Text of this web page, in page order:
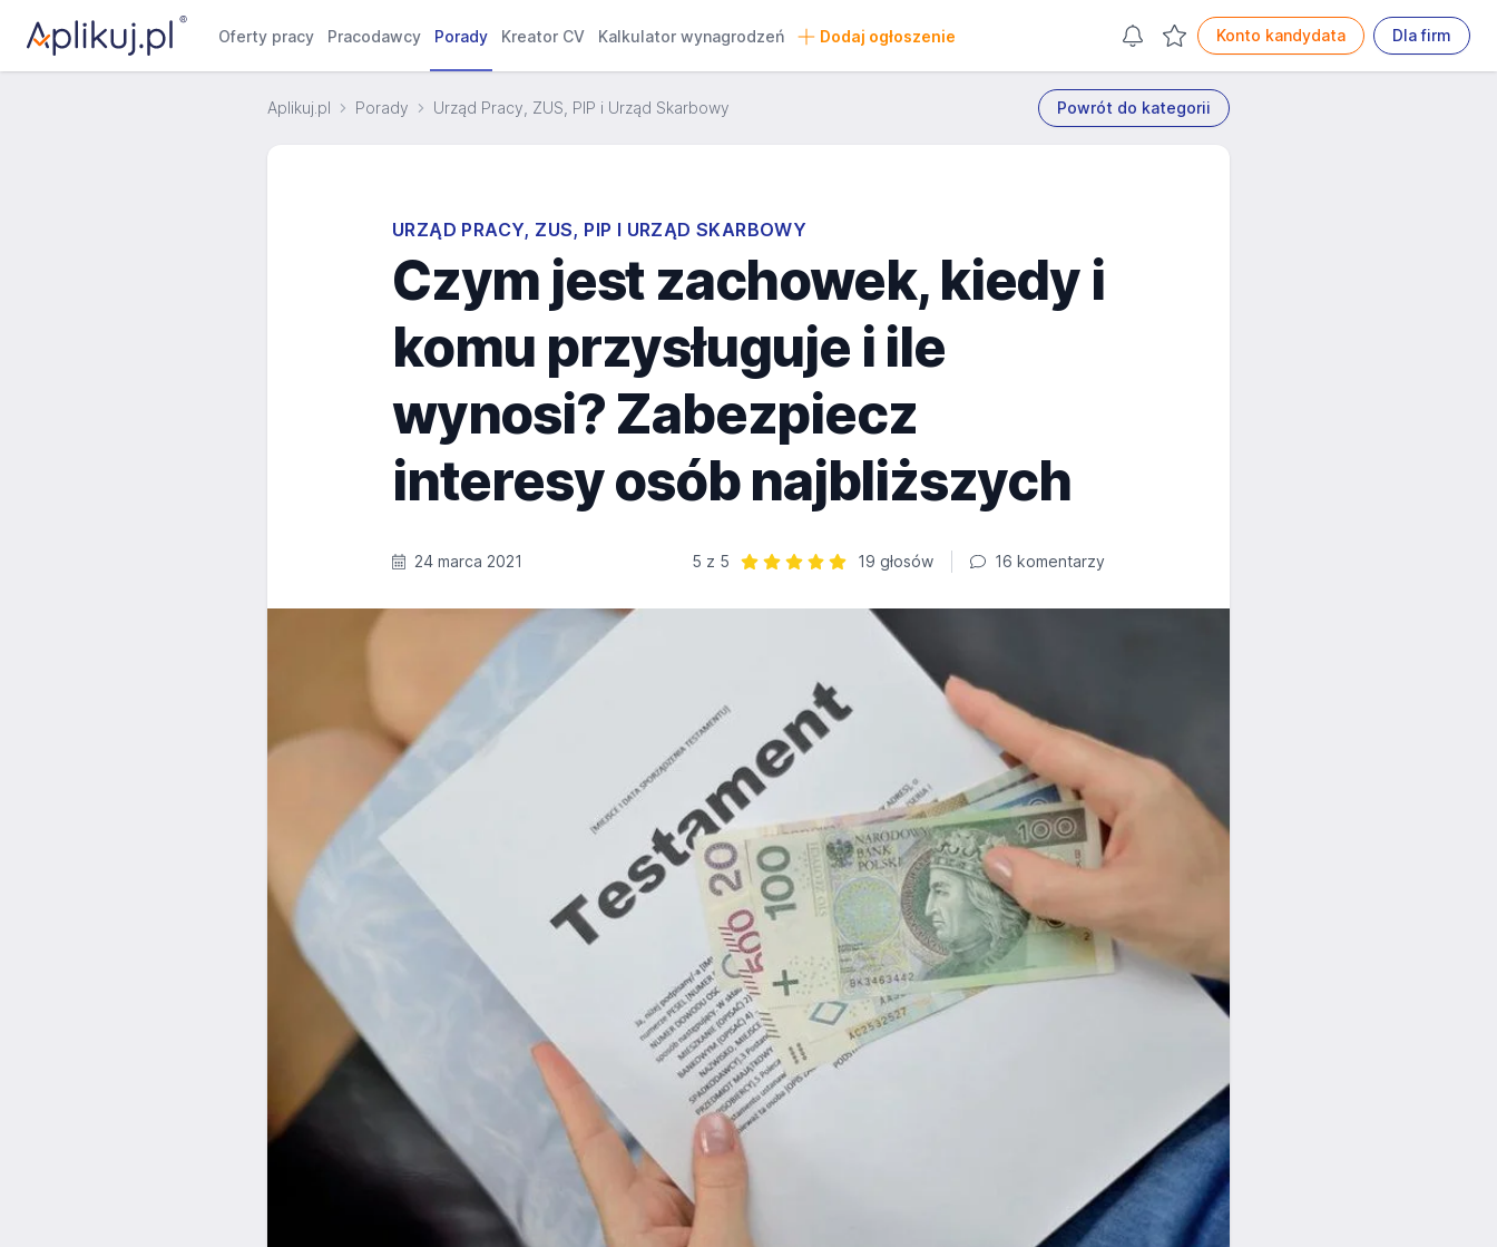
Oferty pracy Pracodawcy Porady Kreator CV Kalkulator wynagrodzeń Dodaj ogłoszenie Konto kandydata Dla firm
Aplikuj.pl Porady Urząd Pracy, ZUS, PIP i Urząd Skarbowy Powrót do kategorii
URZĄD PRACY, ZUS, PIP I URZĄD SKARBOWY
Czym jest zachowek, kiedy i
komu przysługuje i ile
wynosi? Zabezpiecz
interesy osób najbliższych
24 marca 2021
5 z 5
19 głosów 16 komentarzy